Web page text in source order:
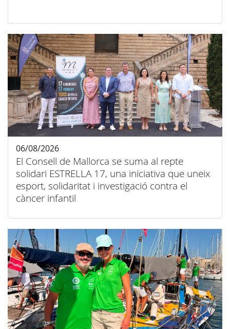
El Consell de Mallorca se suma al repte
solidari ESTRELLA 17, una iniciativa que uneix
esport, solidaritat i investigació contra el
càncer infantil
06/08/2026